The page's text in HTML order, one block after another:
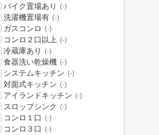
バイク置場あり (-)
洗濯機置場有 (-)
ガスコンロ (-)
コンロ２口以上 (-)
冷蔵庫あり (-)
食器洗い乾燥機 (-)
システムキッチン (-)
対面式キッチン (-)
アイランドキッチン (-)
スロップシンク (-)
コンロ１口 (-)
コンロ３口 (-)